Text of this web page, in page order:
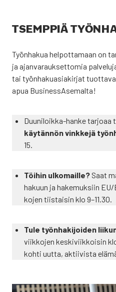
TSEMP­PIÄ
Työn­ha­kua hel­pot­ta­maan on
ja ajan­va­rauk­set­to­mia
tai työn­ha­kua­sia­kir­jat
apua Busi­ness­A­se­mal­ta!
Duu­ni­loik­ka-han­ke tar­jo­aa
käy­tän­nön vink­ke­jä
15.
Töi­hin ulko­mail­le? Saat
ha­kuun ja hake­muk­siin
ko­jen tiis­tai­sin klo 9–11.30.
Tule työn­ha­ki­joi­den
viik­ko­jen kes­ki­viik­koi­sin
koh­ti uut­ta, aktii­vis­ta